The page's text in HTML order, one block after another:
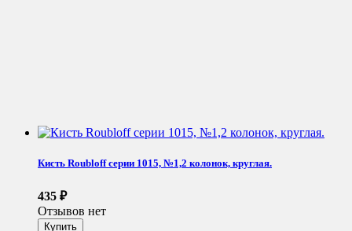
Кисть Roubloff серии 1015, №1,2 колонок, круглая.
435 ₽
Отзывов нет